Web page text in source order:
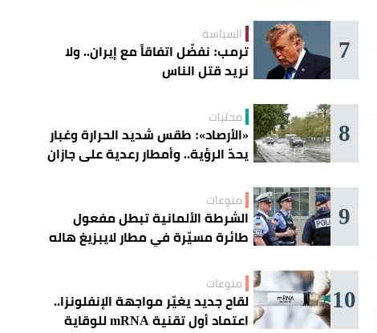
7 السياسة
ترمب: نفضّل اتفاقاً مع إيران.. ولا
نريد قتل الناس
8 محليات
«الأرصاد»: طقس شديد الحرارة وغبار
يحدّ الرؤية.. وأمطار رعدية على جازان
9 منوعات
الشرطة الألمانية تبطل مفعول
طائرة مسيّرة في مطار لايبزيغ هاله
10 منوعات
لقاح جديد يغيّر مواجهة الإنفلونزا..
اعتماد أول تقنية mRNA للوقاية